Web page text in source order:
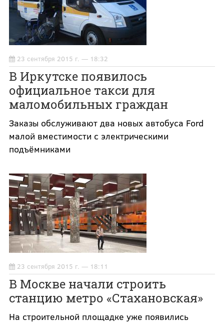
23 сентября 2015 г. — 18:32
В Иркутске появилось
официальное такси для
маломобильных граждан
Заказы обслуживают два новых автобуса Ford
малой вместимости с электрическими
подъёмниками
23 сентября 2015 г. — 18:11
В Москве начали строить
станцию метро «Стахановская»
На строительной площадке уже появились